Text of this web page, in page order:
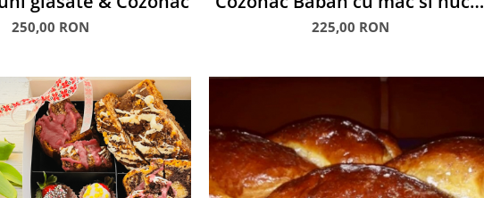
250,00 RON
1.5 kg
225,00 RON